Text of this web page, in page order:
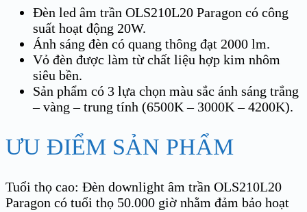
Đèn led âm trần OLS210L20 Paragon có công
suất hoạt động 20W.
Ánh sáng đèn có quang thông đạt 2000 lm.
Vỏ đèn được làm từ chất liệu hợp kim nhôm
siêu bền.
Sản phẩm có 3 lựa chọn màu sắc ánh sáng trắng
– vàng – trung tính (6500K – 3000K – 4200K).
ƯU ĐIỂM SẢN PHẨM
Tuổi thọ cao: Đèn downlight âm trần OLS210L20
Paragon có tuổi thọ 50.000 giờ nhằm đảm bảo hoạt